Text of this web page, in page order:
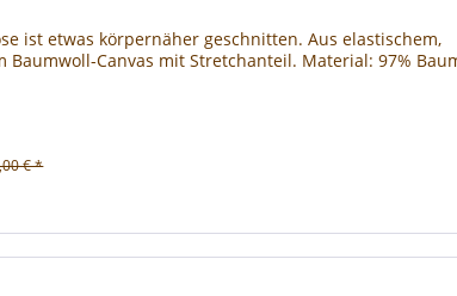
ist etwas körpernäher geschnitten. Aus elastischem,
Canvas mit Stretchanteil. Material: 97%
€ *